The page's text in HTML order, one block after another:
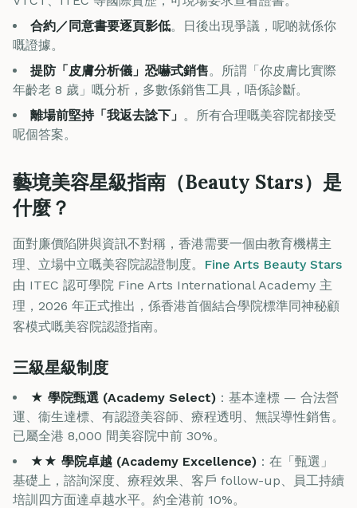
合約／同意書要逐頁影低。日後出現爭議，呢啲就係你
嘅證據。
提防「皮膚分析儀」恐嚇式銷售。所謂「你皮膚比實際
年齡老 8 歲」嘅分析，多數係銷售工具，唔係診斷。
離場前堅持「我返去諗下」 。所有合理嘅美容院都接受
呢個答案。
藝境美容星級指南（Beauty Stars）是
什麼？
面對廉價陷阱與資訊不對稱，香港需要一個由教育機構主
理、立場中立嘅美容院認證制度。
Fine Arts Beauty Stars
由 ITEC 認可學院 Fine Arts International Academy 主
理，2026 年正式推出，係香港首個結合學院標準同神秘顧
客模式嘅美容院認證指南。
三級星級制度
★ 學院甄選 (Academy Select) ：基本達標 — 合法營
運、衞生達標、有認證美容師、療程透明、無誤導性銷售。
已屬全港 8,000 間美容院中前 30%。
★★ 學院卓越 (Academy Excellence) ：在「甄選」
基礎上，諮詢深度、療程效果、客戶 follow-up、員工持續
培訓四方面達卓越水平。約全港前 10%。